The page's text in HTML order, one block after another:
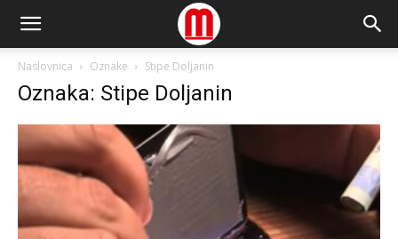
Naslovnica Oznake Stipe Doljanin
Oznaka: Stipe Doljanin